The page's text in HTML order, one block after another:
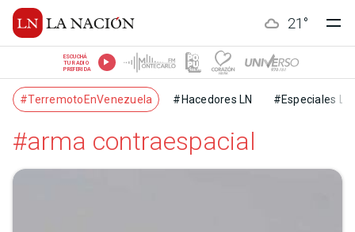
21 °
ESCUCHÁ
TU RADIO
PREFERIDA
#TerremotoEnVenezuela #Hacedores LN #Especiales LN
#arma contraespacial